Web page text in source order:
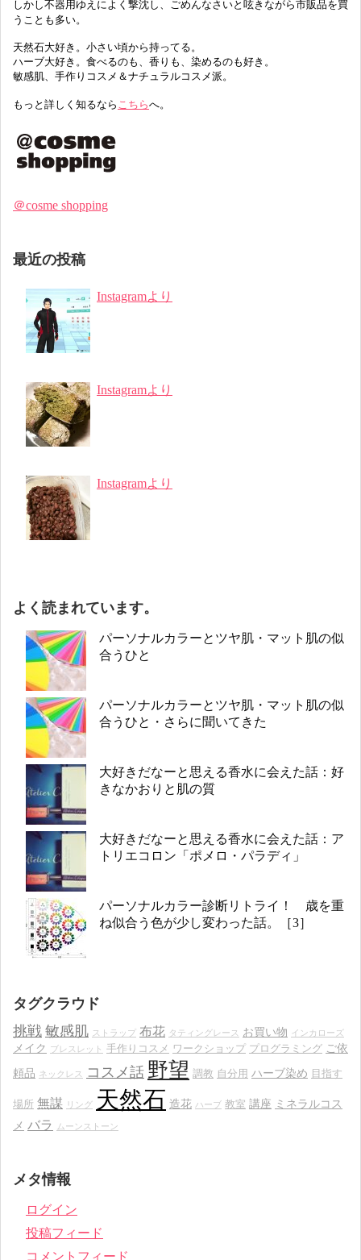
しかし不器用ゆえによく撃沈し、ごめんなさいと呟きながら市販品を買
うことも多い。
天然石大好き。小さい頃から持ってる。
ハーブ大好き。食べるのも、香りも、染めるのも好き。
敏感肌、手作りコスメ＆ナチュラルコスメ派。
もっと詳しく知るなら こちらへ。
＠cosme shopping
最近の投稿
Instagramより
Instagramより
Instagramより
よく読まれています。
パーソナルカラーとツヤ肌・マット肌の似
合うひと
パーソナルカラーとツヤ肌・マット肌の似
合うひと・さらに聞いてきた
大好きだなーと思える香水に会えた話：好
きなかおりと肌の質
大好きだなーと思える香水に会えた話：ア
トリエコロン「ポメロ・パラディ」
パーソナルカラー診断リトライ！ 歳を重
ね似合う色が少し変わった話。［3］
タグクラウド
挑戦 敏感肌 ストラップ 布花 タティングレース お買い物 インカローズ
メイク ブレスレット 手作りコスメ ワークショップ プログラミング ご依
頼品 ネックレス コスメ話 野望 調教 自分用 ハーブ染め 目指す
場所 無謀 リング 天然石 造花 ハーブ 教室 講座 ミネラルコス
メ バラ ムーンストーン
メタ情報
ログイン
投稿フィード
コメントフィード